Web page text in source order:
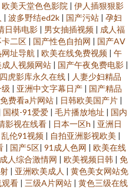
欧美天堂色色影院 | 伊人插狠狠影
| 波多野结ed2k | 国产污站 | 孕妇
日韩电影 | 男女抽插视频 | 成人福
卡二区 | 国产性色自拍网 | 国产AⅤ
址导航 | 欧美在线免费视频 | 午
人视频网站 | 国产午夜免费电影 |
四虎影库永久在线 | 人妻少妇精品
| 亚洲中文字幕日产 | 国产精品
免费看a片网站 | 日韩欧美国产片 |
国模-91爱爱 | 毛片播放地址 | 国内
影视在线看 | 日本一区h | 亚洲日
乱伦91视频 | 自拍亚洲影视欧美 |
| 国产5区| 91成人色网 | 欧美在线
成人综合激情网 | 欧美视频日韩 | 免
| 亚洲欧美成人 | 黄色美女网站免
观看 | 三级A片网站 | 黄色三级在线